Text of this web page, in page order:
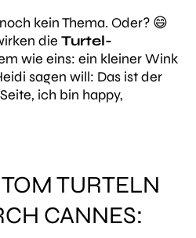
kein Thema. Oder? 😄
die Turtel-
wie eins: ein kleiner Wink
sagen will: Das ist der
ich bin happy,
TURTELN
CANNES: